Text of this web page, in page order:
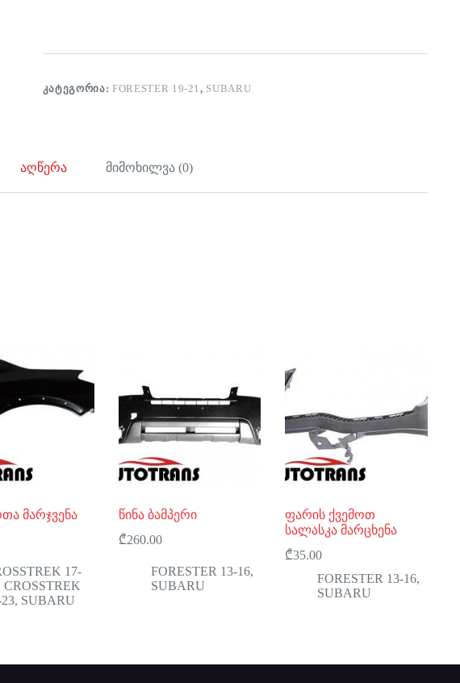
ᲙᲐᲢᲔᲒᲝᲠᲘᲐ: FORESTER 19-21, SUBARU
აღწერა მიმოხილვა (0)
მარჯვენა
17-
CROSSTREK
, SUBARU
წინა ბამპერი
₾260.00
FORESTER 13-16,
SUBARU
ფარის ქვემოთ
სალასკა მარცხენა
₾35.00
FORESTER 13-16,
SUBARU